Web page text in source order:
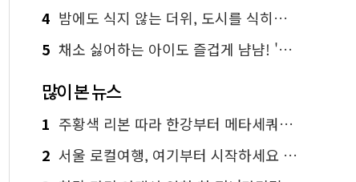
4 밤에도 식지 않는 더위, 도시를 식히는 시원한 해법은?
5 채소 싫어하는 아이도 즐겁게 냠냠! '찾아가는 서울시 식생활 교육' 현장
많이 본 뉴스
1 주황색 리본 따라 한강부터 메타세쿼이아 숲길까지…서울둘레길 15코스
2 서울 로컬여행, 여기부터 시작하세요 '서울에디션25'